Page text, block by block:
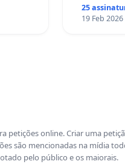
25
19 Feb 2026
petições online. Criar uma
são mencionadas na mídia
pelo público e os maiorais.